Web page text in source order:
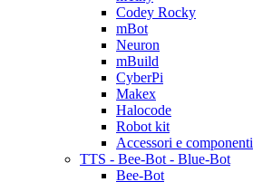
Codey Rocky
mBot
Neuron
mBuild
CyberPi
Makex
Halocode
Robot kit
Accessori e componenti
TTS - Bee-Bot - Blue-Bot
Bee-Bot